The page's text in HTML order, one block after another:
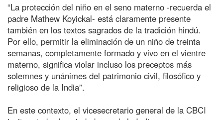
“La protección del niño en el seno materno -recuerda el
padre Mathew Koyickal- está claramente presente
también en los textos sagrados de la tradición hindú.
Por ello, permitir la eliminación de un niño de treinta
semanas, completamente formado y vivo en el vientre
materno, significa violar incluso los preceptos más
solemnes y unánimes del patrimonio civil, filosófico y
religioso de la India”.
En este contexto, el vicesecretario general de la CBCI